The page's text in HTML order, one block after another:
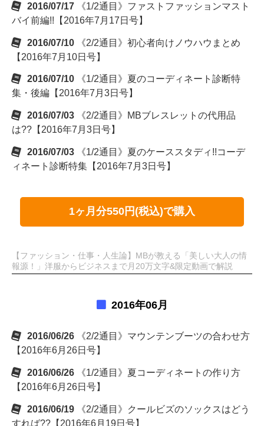
2016/07/17
《1/2通目》ファストファッションマスト
バイ前編!!【2016年7月17日号】
2016/07/10
《2/2通目》初心者向けノウハウまとめ
【2016年7月10日号】
2016/07/10
《1/2通目》夏のコーディネート診断特
集・後編【2016年7月3日号】
2016/07/03
《2/2通目》MBブレスレットの代用品
は??【2016年7月3日号】
2016/07/03
《1/2通目》夏のケーススタディ!!コーデ
ィネート診断特集【2016年7月3日号】
1ヶ月分550円(税込)で購入
【ファッション・仕事・人生論】MBが教える「美しい大人の情
報源！」洋服からビジネスまで月20万文字&限定動画で解説
2016年06月
2016/06/26
《2/2通目》マウンテンブーツの合わせ方
【2016年6月26日号】
2016/06/26
《1/2通目》夏コーディネートの作り方
【2016年6月26日号】
2016/06/19
《2/2通目》クールビズのソックスはどう
すれば??【2016年6月19日号】